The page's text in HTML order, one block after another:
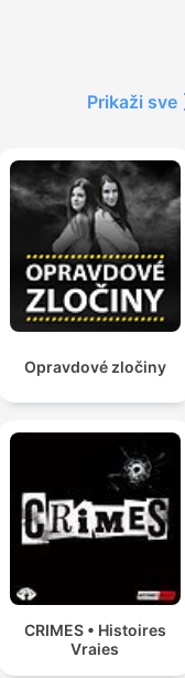
Prikaži sve
Opravdové zločiny
CRIMES • Histoires
Vraies